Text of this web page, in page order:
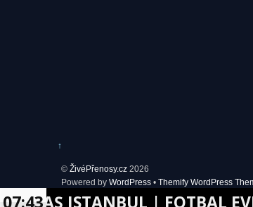
↑
© ŽivéPřenosy.cz 2026
Powered by WordPress • Themify WordPress
| FOTBAL
07:43